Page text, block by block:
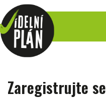
Zaregistrujte se